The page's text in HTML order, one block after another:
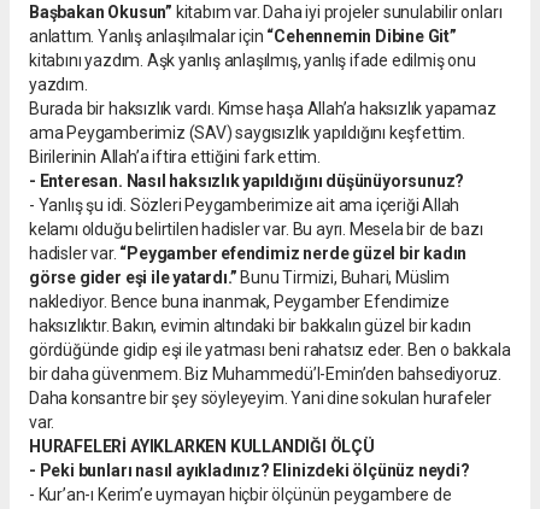
Başbakan Okusun” kitabım var. Daha iyi projeler sunulabilir onları
anlattım. Yanlış anlaşılmalar için “Cehennemin Dibine Git”
kitabını yazdım. Aşk yanlış anlaşılmış, yanlış ifade edilmiş onu
yazdım.
Burada bir haksızlık vardı. Kimse haşa Allah’a haksızlık yapamaz
ama Peygamberimiz (SAV) saygısızlık yapıldığını keşfettim.
Birilerinin Allah’a iftira ettiğini fark ettim.
- Enteresan. Nasıl haksızlık yapıldığını düşünüyorsunuz?
- Yanlış şu idi. Sözleri Peygamberimize ait ama içeriği Allah
kelamı olduğu belirtilen hadisler var. Bu ayrı. Mesela bir de bazı
hadisler var. “Peygamber efendimiz nerde güzel bir kadın
görse gider eşi ile yatardı.” Bunu Tirmizi, Buhari, Müslim
naklediyor. Bence buna inanmak, Peygamber Efendimize
haksızlıktır. Bakın, evimin altındaki bir bakkalın güzel bir kadın
gördüğünde gidip eşi ile yatması beni rahatsız eder. Ben o bakkala
bir daha güvenmem. Biz Muhammedü’l-Emin’den bahsediyoruz.
Daha konsantre bir şey söyleyeyim. Yani dine sokulan hurafeler
var.
HURAFELERİ AYIKLARKEN KULLANDIĞI ÖLÇÜ
- Peki bunları nasıl ayıkladınız? Elinizdeki ölçünüz neydi?
- Kur’an-ı Kerim’e uymayan hiçbir ölçünün peygambere de